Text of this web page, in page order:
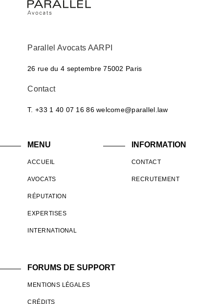
Parallel Avocats AARPI
26 rue du 4 septembre 75002 Paris
Contact
T. +33 1 40 07 16 86 welcome@parallel.law
MENU
ACCUEIL
AVOCATS
RÉPUTATION
EXPERTISES
INTERNATIONAL
INFORMATION
CONTACT
RECRUTEMENT
FORUMS DE SUPPORT
MENTIONS LÉGALES
CRÉDITS